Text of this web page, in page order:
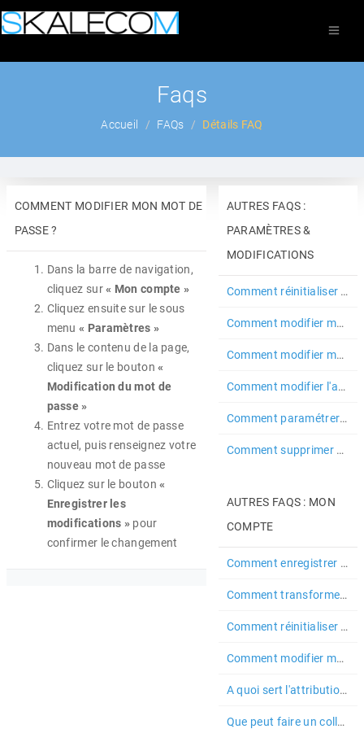
Faqs
Accueil FAQs Détails FAQ
COMMENT MODIFIER MON MOT DE
PASSE ?
Dans la barre de navigation,
cliquez sur« Mon compte »
Cliquez ensuite sur le sous
menu « Paramètres »
Dans le contenu de la page,
cliquez sur le bouton«
Modification du mot de
passe »
Entrez votre mot de passe
actuel, puis renseignez votre
nouveau mot de passe
Cliquez sur le bouton«
Enregistrer les
modifications » pour
confirmer le changement
AUTRES FAQS :
PARAMÈTRES &
MODIFICATIONS
Comment réinitialiser mes critères sur un secteur d'activité ?
Comment modifier mes centres d'intérêts ?
Comment modifier mon compte
Comment modifier l'adresse e-mail associée à mon compte ?
Comment paramétrer mes critères ?
Comment supprimer mon compte
AUTRES FAQS : MON
COMPTE
Comment enregistrer et gérer mes appels sur un prospect ?
Comment transformer un prospect en rendez-vous ?
Comment réinitialiser mes critères sur un secteur d'activité ?
Comment modifier mon compte
A quoi sert l'attribution de couleur sur les collaborateurs ?
Que peut faire un collaborateur avec le droit de « consultation » ?